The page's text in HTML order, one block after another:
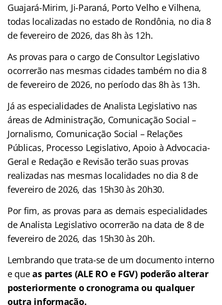
Guajará-Mirim, Ji-Paraná, Porto Velho e Vilhena,
todas localizadas no estado de Rondônia, no dia 8
de fevereiro de 2026, das 8h às 12h.
As provas para o cargo de Consultor Legislativo
ocorrerão nas mesmas cidades também no dia 8
de fevereiro de 2026, no período das 8h às 13h.
Já as especialidades de Analista Legislativo nas
áreas de Administração, Comunicação Social –
Jornalismo, Comunicação Social – Relações
Públicas, Processo Legislativo, Apoio à Advocacia-
Geral e Redação e Revisão terão suas provas
realizadas nas mesmas localidades no dia 8 de
fevereiro de 2026, das 15h30 às 20h30.
Por fim, as provas para as demais especialidades
de Analista Legislativo ocorrerão na data de 8 de
fevereiro de 2026, das 15h30 às 20h.
Lembrando que trata-se de um documento interno
e queas partes (ALE RO e FGV) poderão alterar
posteriormente o cronograma ou qualquer
outra informação.